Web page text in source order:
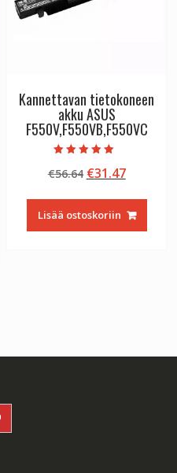
Kannettavan tietokoneen
akku ASUS
F550V,F550VB,F550VC
tuotteesta:
5.00
€56.64 Alkuperäinen
oli:
€56.64.
€31.47
on:
€31.47.
Lisää ostoskoriin